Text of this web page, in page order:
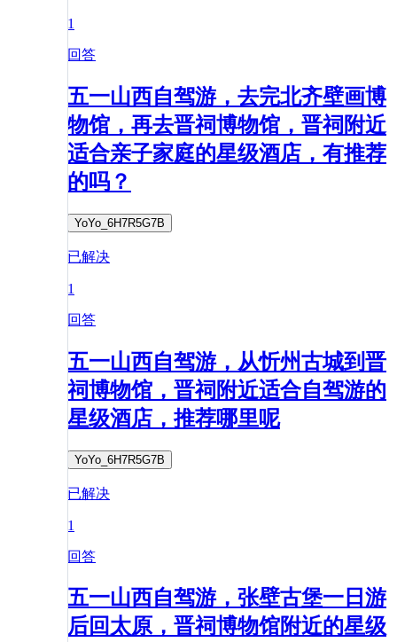
1
回答
五一山西自驾游，去完北齐壁画博
物馆，再去晋祠博物馆，晋祠附近
适合亲子家庭的星级酒店，有推荐
的吗？
YoYo_6H7R5G7B
已解决
1
回答
五一山西自驾游，从忻州古城到晋
祠博物馆，晋祠附近适合自驾游的
星级酒店，推荐哪里呢
YoYo_6H7R5G7B
已解决
1
回答
五一山西自驾游，张壁古堡一日游
后回太原，晋祠博物馆附近的星级